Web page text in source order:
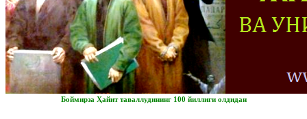
Боймирза Ҳайит таваллудининг 100 йиллиги олдидан